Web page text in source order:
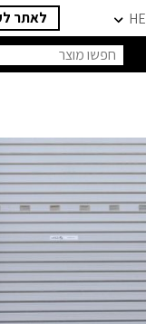
HE
לאתר
חיפוש: